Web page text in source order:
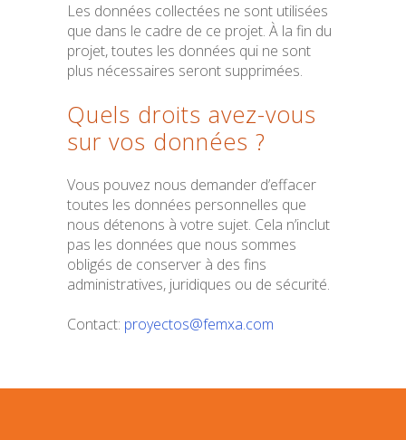
Les données collectées ne sont utilisées
que dans le cadre de ce projet. À la fin du
projet, toutes les données qui ne sont
plus nécessaires seront supprimées.
Quels droits avez-vous
sur vos données ?
Vous pouvez nous demander d’effacer
toutes les données personnelles que
nous détenons à votre sujet. Cela n’inclut
pas les données que nous sommes
obligés de conserver à des fins
administratives, juridiques ou de sécurité.
Contact: proyectos@femxa.com